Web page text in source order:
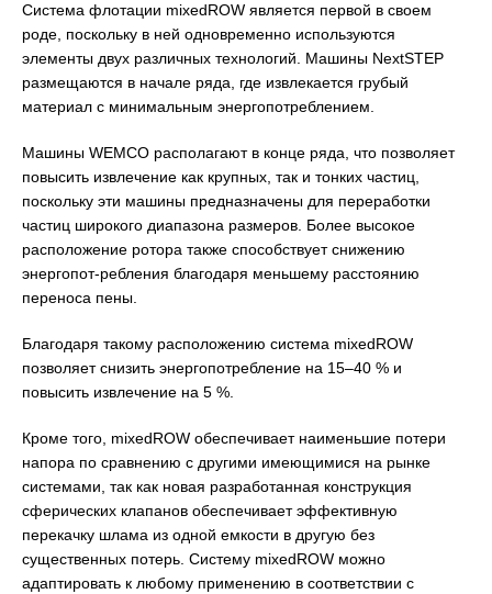
Система флотации mixedROW является первой в своем
роде, поскольку в ней одновременно используются
элементы двух различных технологий. Машины NextSTEP
размещаются в начале ряда, где извлекается грубый
материал с минимальным энергопотреблением.
Машины WEMCO располагают в конце ряда, что позволяет
повысить извлечение как крупных, так и тонких частиц,
поскольку эти машины предназначены для переработки
частиц широкого диапазона размеров. Более высокое
расположение ротора также способствует снижению
энергопот-ребления благодаря меньшему расстоянию
переноса пены.
Благодаря такому расположению система mixedROW
позволяет снизить энергопотребление на 15–40 % и
повысить извлечение на 5 %.
Кроме того, mixedROW обеспечивает наименьшие потери
напора по сравнению с другими имеющимися на рынке
системами, так как новая разработанная конструкция
сферических клапанов обеспечивает эффективную
перекачку шлама из одной емкости в другую без
существенных потерь. Систему mixedROW можно
адаптировать к любому применению в соответствии с